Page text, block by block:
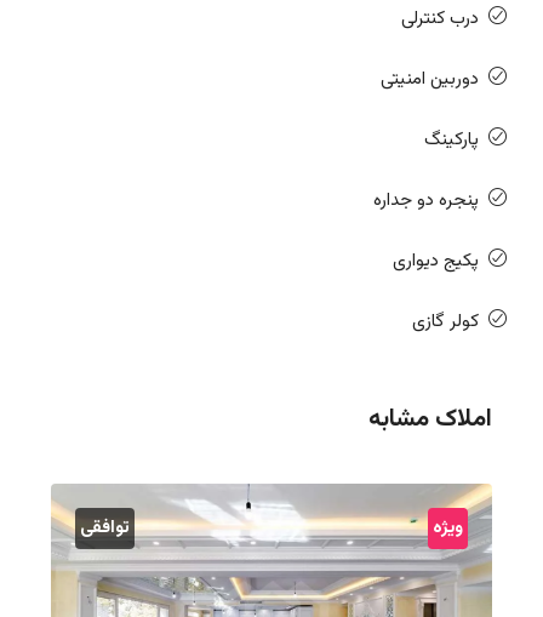
درب کنترلی
دوربین امنیتی
پارکینگ
پنجره دو جداره
پکیج دیواری
کولر گازی
املاک مشابه
ویژه توافقی